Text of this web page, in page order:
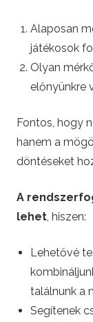
Alaposan
játékosok
Olyan
előnyünkre
Fontos, hogy
hanem a
döntéseket
A
lehet , hiszen:
Lehetővé
találnunk a
Segítenek